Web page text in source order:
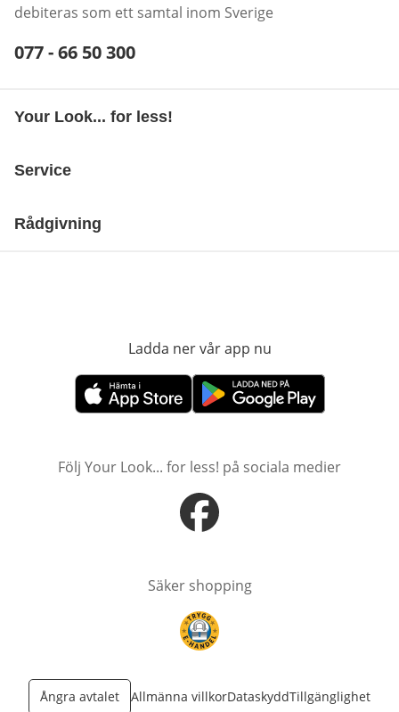
debiteras som ett samtal inom Sverige
Telefonnummer:
077 - 66 50 300
Your Look... for less!
Service
Rådgivning
Ladda ner vår app nu
öppnas i nytt fönsteröppnas i nytt fönster
Följ Your Look... for less! på sociala medier
öppnas i nytt fönster
Säker shopping
öppnas i nytt fönster
Ångra avtalet Allmänna villkorDataskyddTillgänglighet